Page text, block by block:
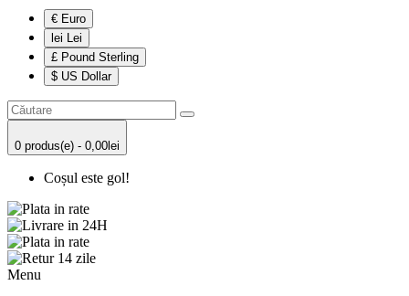
€ Euro
lei Lei
£ Pound Sterling
$ US Dollar
0 produs(e) - 0,00lei
Coșul este gol!
Menu